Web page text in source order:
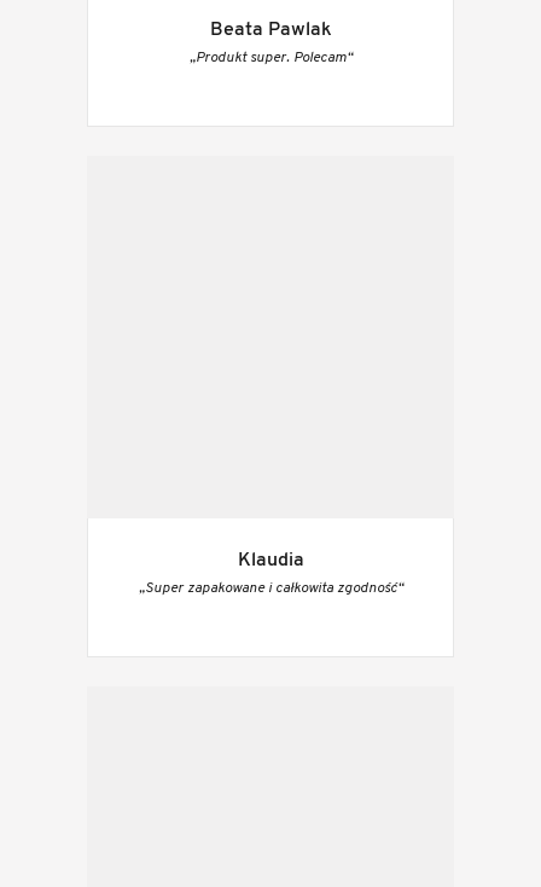
Beata Pawlak
„Produkt super. Polecam“
Klaudia
„Super zapakowane i całkowita zgodność“